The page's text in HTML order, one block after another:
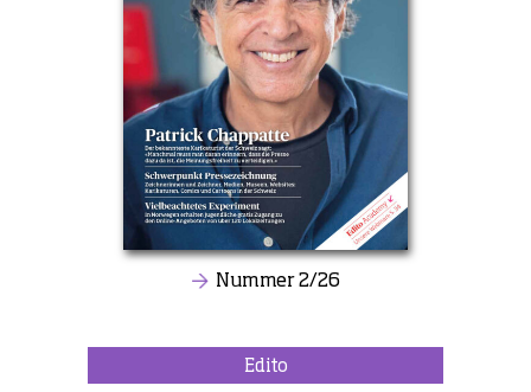
Nummer 2/26
Edito